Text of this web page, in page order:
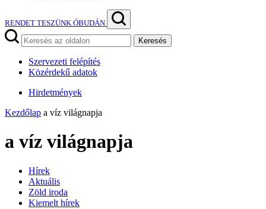
RENDET TESZÜNK ÓBUDÁN
Keresés
Szervezeti felépítés
Közérdekű adatok
Hirdetmények
Kezdőlap a víz világnapja
a víz világnapja
Hírek
Aktuális
Zöld iroda
Kiemelt hírek